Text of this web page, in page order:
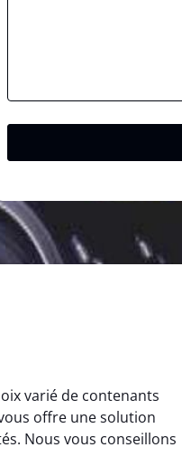
varié de contenants
offre une solution
Nous vous conseillons